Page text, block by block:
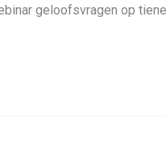
geloofsvragen op